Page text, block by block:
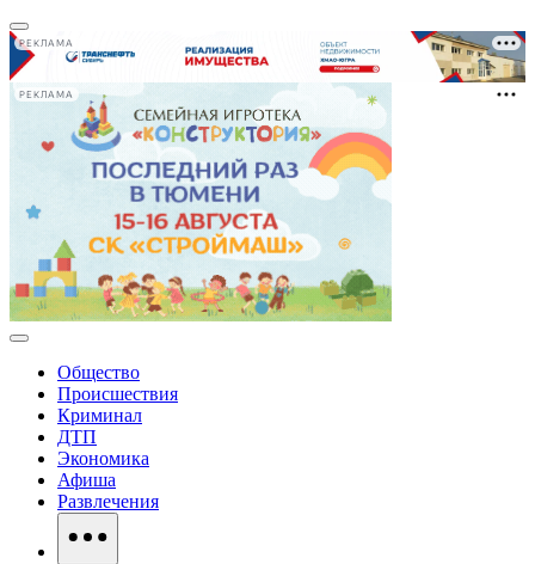
РЕКЛАМА
РЕКЛАМА
Общество
Происшествия
Криминал
ДТП
Экономика
Афиша
Развлечения